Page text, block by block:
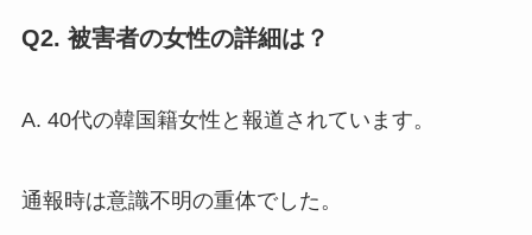
Q2. 被害者の女性の詳細は？
A. 40代の韓国籍女性と報道されています。
通報時は意識不明の重体でした。